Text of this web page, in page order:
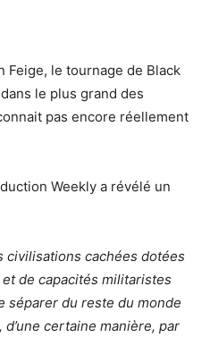
Feige, le tournage de Black
le plus grand des
pas encore réellement
Weekly a révélé un
civilisations cachées dotées
de capacités militaristes
séparer du reste du monde
certaine manière, par